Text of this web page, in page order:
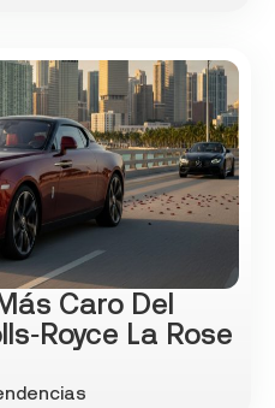
Caro Del
La Rose